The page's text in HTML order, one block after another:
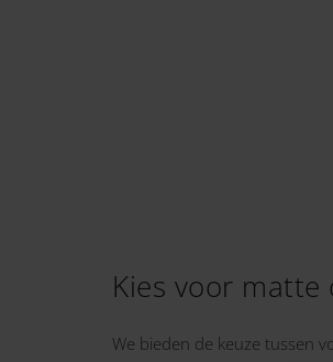
Kies voor
We bieden de keuze tussen